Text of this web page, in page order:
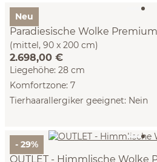
Neu
Paradiesische Wolke Premium
(mittel, 90 x 200 cm)
2.698,00 €
Liegehöhe: 28 cm
Komfortzone: 7
Tierhaarallergiker geeignet: Nein
- 29%
OUTLET - Himmlische Wolke